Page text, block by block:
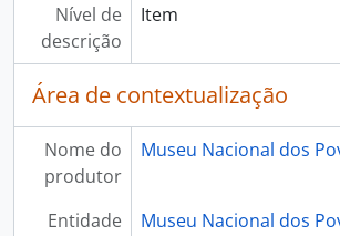
Nível de
descrição
Item
Área de contextualização
Nome do
produtor
Museu Nacional dos
Entidade
Museu Nacional dos